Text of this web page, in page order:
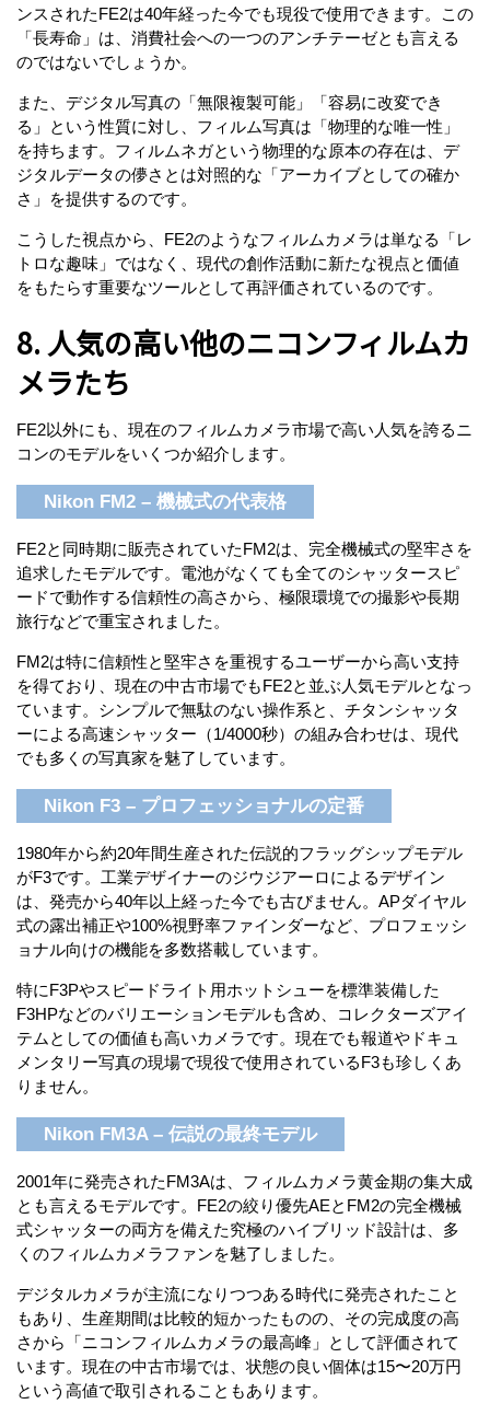
ンスされたFE2は40年経った今でも現役で使用できます。この
「長寿命」は、消費社会への一つのアンチテーゼとも言える
のではないでしょうか。
また、デジタル写真の「無限複製可能」「容易に改変でき
る」という性質に対し、フィルム写真は「物理的な唯一性」
を持ちます。フィルムネガという物理的な原本の存在は、デ
ジタルデータの儚さとは対照的な「アーカイブとしての確か
さ」を提供するのです。
こうした視点から、FE2のようなフィルムカメラは単なる「レ
トロな趣味」ではなく、現代の創作活動に新たな視点と価値
をもたらす重要なツールとして再評価されているのです。
8. 人気の高い他のニコンフィルムカ
メラたち
FE2以外にも、現在のフィルムカメラ市場で高い人気を誇るニ
コンのモデルをいくつか紹介します。
Nikon FM2 – 機械式の代表格
FE2と同時期に販売されていたFM2は、完全機械式の堅牢さを
追求したモデルです。電池がなくても全てのシャッタースピ
ードで動作する信頼性の高さから、極限環境での撮影や長期
旅行などで重宝されました。
FM2は特に信頼性と堅牢さを重視するユーザーから高い支持
を得ており、現在の中古市場でもFE2と並ぶ人気モデルとなっ
ています。シンプルで無駄のない操作系と、チタンシャッタ
ーによる高速シャッター（1/4000秒）の組み合わせは、現代
でも多くの写真家を魅了しています。
Nikon F3 – プロフェッショナルの定番
1980年から約20年間生産された伝説的フラッグシップモデル
がF3です。工業デザイナーのジウジアーロによるデザイン
は、発売から40年以上経った今でも古びません。APダイヤル
式の露出補正や100%視野率ファインダーなど、プロフェッシ
ョナル向けの機能を多数搭載しています。
特にF3Pやスピードライト用ホットシューを標準装備した
F3HPなどのバリエーションモデルも含め、コレクターズアイ
テムとしての価値も高いカメラです。現在でも報道やドキュ
メンタリー写真の現場で現役で使用されているF3も珍しくあ
りません。
Nikon FM3A – 伝説の最終モデル
2001年に発売されたFM3Aは、フィルムカメラ黄金期の集大成
とも言えるモデルです。FE2の絞り優先AEとFM2の完全機械
式シャッターの両方を備えた究極のハイブリッド設計は、多
くのフィルムカメラファンを魅了しました。
デジタルカメラが主流になりつつある時代に発売されたこと
もあり、生産期間は比較的短かったものの、その完成度の高
さから「ニコンフィルムカメラの最高峰」として評価されて
います。現在の中古市場では、状態の良い個体は15〜20万円
という高値で取引されることもあります。